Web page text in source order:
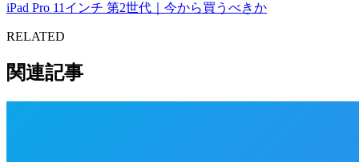
iPad Pro 11インチ 第2世代｜今から買うべきか
RELATED
関連記事